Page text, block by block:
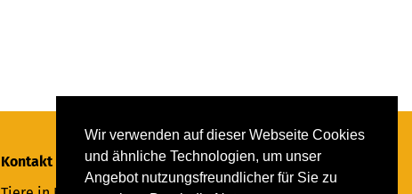
Wir verwenden auf dieser Webseite Cookies
und ähnliche Technologien, um unser
Angebot nutzungsfreundlicher für Sie zu
Kontakt